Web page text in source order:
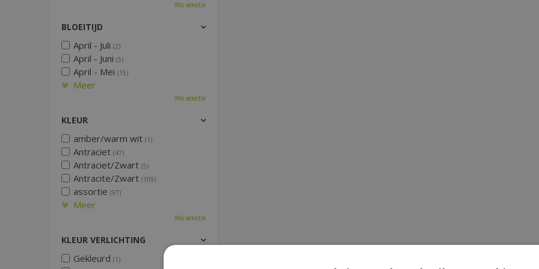
Wis selectie
BLOEITIJD
April - Juli (2)
April - Juni (5)
April - Mei (15)
Meer
Wis selectie
KLEUR
amber/warm wit (1)
Antraciet (47)
Antraciet/Zwart (5)
Antracite/Zwart (109)
assortie (97)
Meer
Wis selectie
KLEUR VERLICHTING
Gekleurd (1)